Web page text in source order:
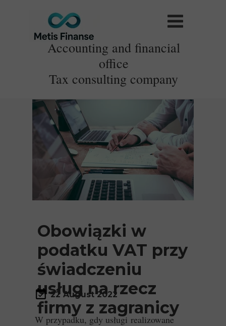
22 August 2022
W przypadku, gdy usługi realizowane
Obowiązki w
podatku VAT przy
świadczeniu
usług na rzecz
firmy z zagranicy
Accounting and financial
office
Tax consulting company